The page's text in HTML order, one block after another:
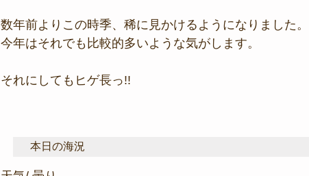
数年前よりこの時季、稀に見かけるようになりました。
今年はそれでも比較的多いような気がします。
それにしてもヒゲ長っ!!
本日の海況